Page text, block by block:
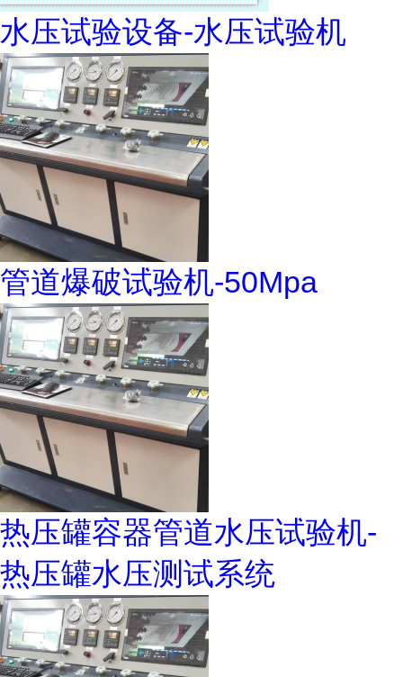
水压试验设备-水压试验机
管道爆破试验机-50Mpa
热压罐容器管道水压试验机-
热压罐水压测试系统